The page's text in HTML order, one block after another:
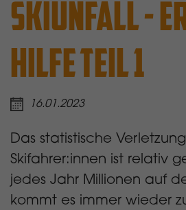
SKIUNFALL -
HILFE TEIL 1
16.01.2023
Das statistische
Skifahrer:innen ist relativ
jedes Jahr Millionen auf
kommt es immer wieder